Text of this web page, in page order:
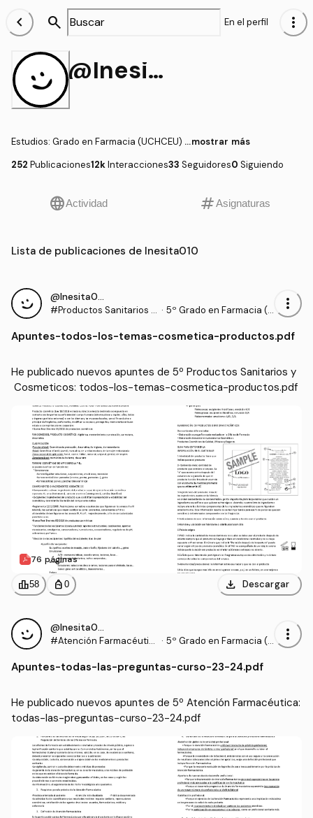
chevron_left search En el perfil more_vert
@Inesita010
Estudios: Grado en Farmacia (UCHCEU) ...mostrar más
252 Publicaciones12kInteracciones33 Seguidores0 Siguiendo
languageActividad tagAsignaturas
Lista de publicaciones de Inesita010
@Inesita010
#Productos Sanitarios y
· 5º Grado en Farmacia (U
more_vert
Apuntes-todos-los-temas-cosmetica-productos.pdf
He publicado nuevos apuntes de 5º Productos Sanitarios y
Cosmeticos: todos-los-temas-cosmetica-productos.pdf
76 páginas
leaderboard58 personal_bag 0 download Descargar
@Inesita010
#Atención Farmacéutic
· 5º Grado en Farmacia (U
more_vert
Apuntes-todas-las-preguntas-curso-23-24.pdf
He publicado nuevos apuntes de 5º Atención Farmacéutica:
todas-las-preguntas-curso-23-24.pdf